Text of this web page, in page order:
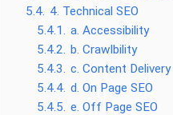
5.4. 4. Technical SEO
5.4.1.
a. Accessibility
5.4.2.
b. Crawlbility
5.4.3.
c. Content Delivery
5.4.4. d. On Page SEO
5.4.5. e. Off Page SEO